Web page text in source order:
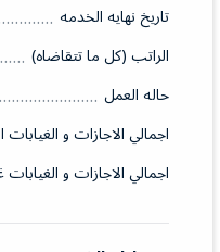
تاريخ نهايه الخدمه
الراتب (كل ما تتقاضاه)
حاله العمل
اجمالي الاجازات و الغيابات
اجمالي الاجازات و الغيابات